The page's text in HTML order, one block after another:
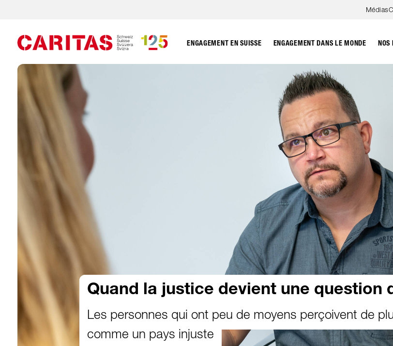
Aller au contenu
Médias
ENGAGEMENT EN SUISSE ENGAGEMENT DANS LE MONDE NOS
Quand la justice devient une question
Les personnes qui ont peu de moyens perçoivent de
comme un pays injuste